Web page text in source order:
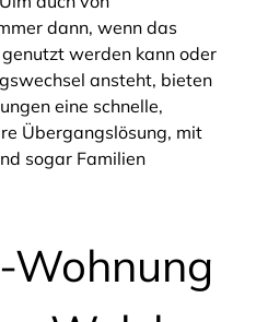
dann, wenn das
werden kann oder
ansteht, bieten
eine schnelle,
Übergangslösung, mit
sogar Familien